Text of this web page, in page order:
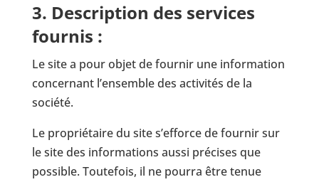
3. Description des services
fournis :
Le site a pour objet de fournir une information
concernant l’ensemble des activités de la
société.
Le propriétaire du site s’efforce de fournir sur
le site des informations aussi précises que
possible. Toutefois, il ne pourra être tenue